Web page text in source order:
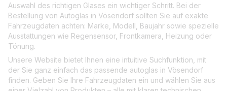
Auswahl des richtigen Glases ein wichtiger Schritt. Bei der
Bestellung von Autoglas in Vösendorf sollten Sie auf exakte
Fahrzeugdaten achten: Marke, Modell, Baujahr sowie spezielle
Ausstattungen wie Regensensor, Frontkamera, Heizung oder
Tönung.
Unsere Website bietet Ihnen eine intuitive Suchfunktion, mit
der Sie ganz einfach das passende autoglas in Vösendorf
finden. Geben Sie Ihre Fahrzeugdaten ein und wählen Sie aus